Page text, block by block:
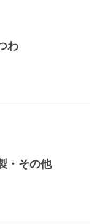
わ
・その他